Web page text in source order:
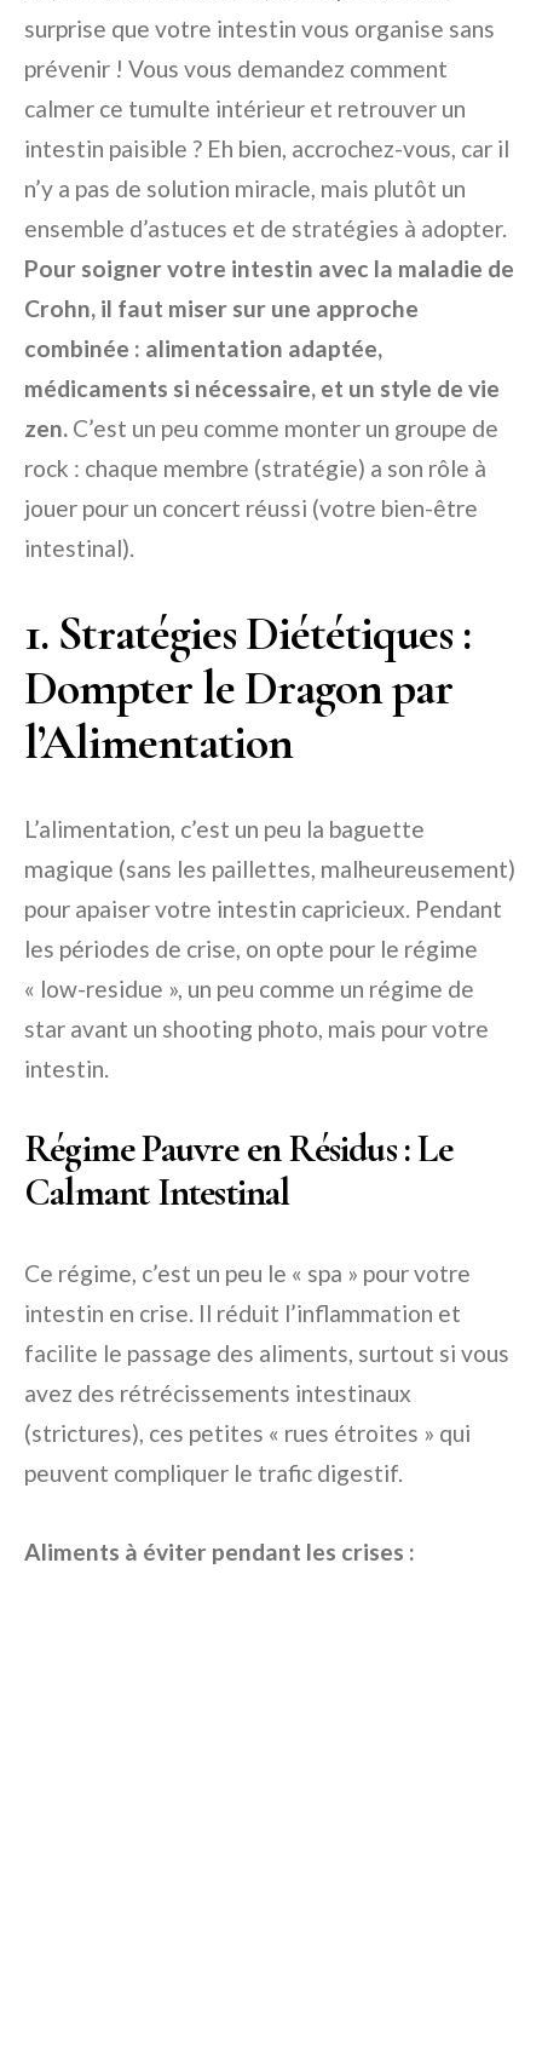
surprise que votre intestin vous organise sans
prévenir ! Vous vous demandez comment
calmer ce tumulte intérieur et retrouver un
intestin paisible ? Eh bien, accrochez-vous, car il
n’y a pas de solution miracle, mais plutôt un
ensemble d’astuces et de stratégies à adopter.
Pour soigner votre intestin avec la maladie de
Crohn, il faut miser sur une approche
combinée : alimentation adaptée,
médicaments si nécessaire, et un style de vie
zen. C’est un peu comme monter un groupe de
rock : chaque membre (stratégie) a son rôle à
jouer pour un concert réussi (votre bien-être
intestinal).
1. Stratégies Diététiques :
Dompter le Dragon par
l’Alimentation
L’alimentation, c’est un peu la baguette
magique (sans les paillettes, malheureusement)
pour apaiser votre intestin capricieux. Pendant
les périodes de crise, on opte pour le régime
« low-residue », un peu comme un régime de
star avant un shooting photo, mais pour votre
intestin.
Régime Pauvre en Résidus : Le
Calmant Intestinal
Ce régime, c’est un peu le « spa » pour votre
intestin en crise. Il réduit l’inflammation et
facilite le passage des aliments, surtout si vous
avez des rétrécissements intestinaux
(strictures), ces petites « rues étroites » qui
peuvent compliquer le trafic digestif.
Aliments à éviter pendant les crises :